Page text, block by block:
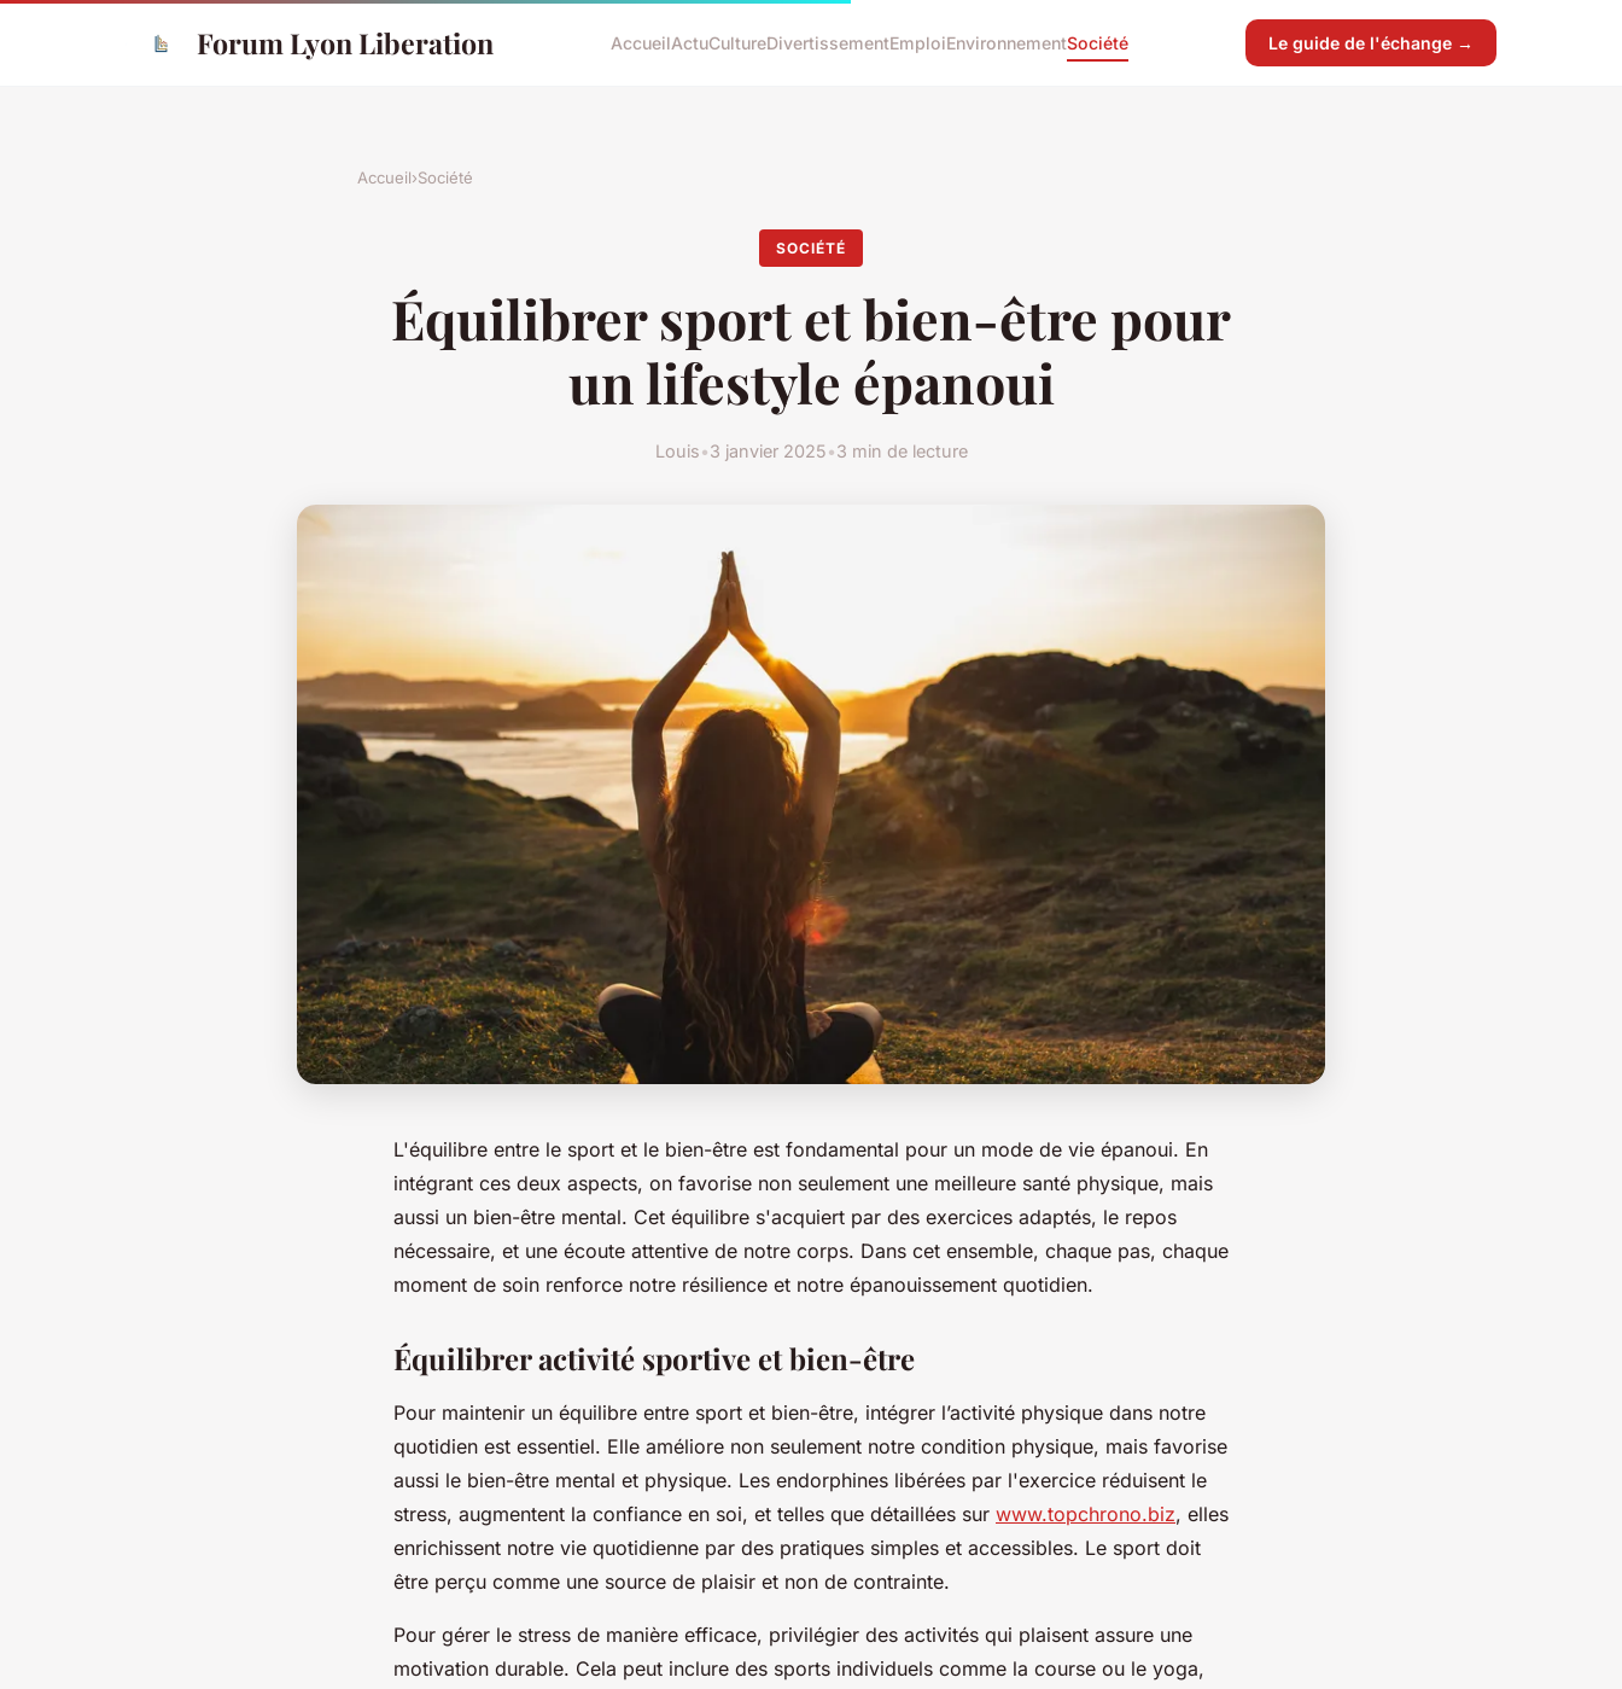
Forum Lyon Liberation AccueilActuCultureDivertissementEmploiEnvironnementSociété Le guide de l'échange →
Accueil›Société
SOCIÉTÉ
Équilibrer sport et bien-être pour
un lifestyle épanoui
Louis•3 janvier 2025•3 min de lecture
L'équilibre entre le sport et le bien-être est fondamental pour un mode de vie épanoui. En
intégrant ces deux aspects, on favorise non seulement une meilleure santé physique, mais
aussi un bien-être mental. Cet équilibre s'acquiert par des exercices adaptés, le repos
nécessaire, et une écoute attentive de notre corps. Dans cet ensemble, chaque pas, chaque
moment de soin renforce notre résilience et notre épanouissement quotidien.
Équilibrer activité sportive et bien-être
Pour maintenir un équilibre entre sport et bien-être, intégrer l’activité physique dans notre
quotidien est essentiel. Elle améliore non seulement notre condition physique, mais favorise
aussi le bien-être mental et physique. Les endorphines libérées par l'exercice réduisent le
stress, augmentent la confiance en soi, et telles que détaillées sur www.topchrono.biz, elles
enrichissent notre vie quotidienne par des pratiques simples et accessibles. Le sport doit
être perçu comme une source de plaisir et non de contrainte.
Pour gérer le stress de manière efficace, privilégier des activités qui plaisent assure une
motivation durable. Cela peut inclure des sports individuels comme la course ou le yoga,